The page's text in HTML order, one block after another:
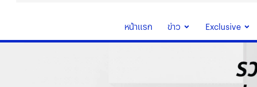
หน้าแรก ข่าว Exclusive